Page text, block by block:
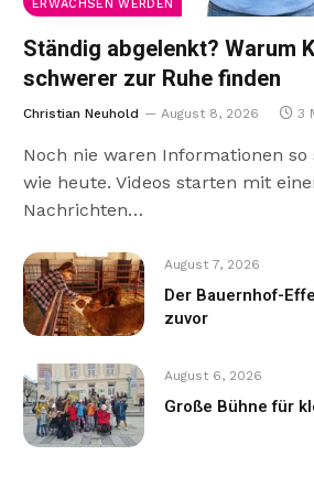
ERWACHSEN WERDEN
Ständig abgelenkt? Warum
schwerer zur Ruhe finden
Christian Neuhold August 8, 2026 3
Noch nie waren Informationen
wie heute. Videos starten mit
Nachrichten…
August 7, 2026
Der Bauernhof-
zuvor
August 6, 2026
Große Bühne für